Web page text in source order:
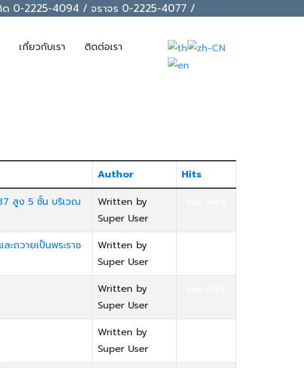
ติด 0-2225-4094 / จราจร 0-2225-4077 /
เกี่ยวกับเรา
ติดต่อเรา
Author
Hits
สูง 5 ชั้น บริเวณ
Written by
Super User
ะถวายเป็นพระราช
Written by
Super User
Written by
Super User
Written by
Super User